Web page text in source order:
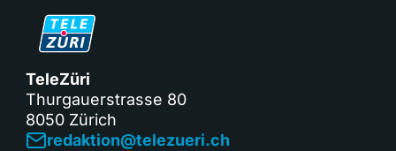
TeleZüri
Thurgauerstrasse 80
8050 Zürich
redaktion@telezueri.ch